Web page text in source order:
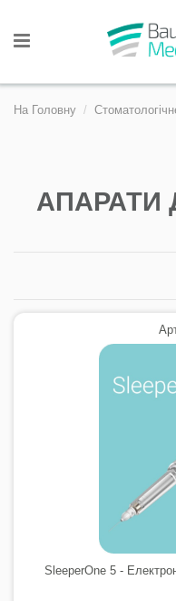
На Головну
АПАРАТИ
SleeperOne 5 -